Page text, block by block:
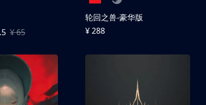
¥ 65
轮回之兽-豪华版
¥ 288